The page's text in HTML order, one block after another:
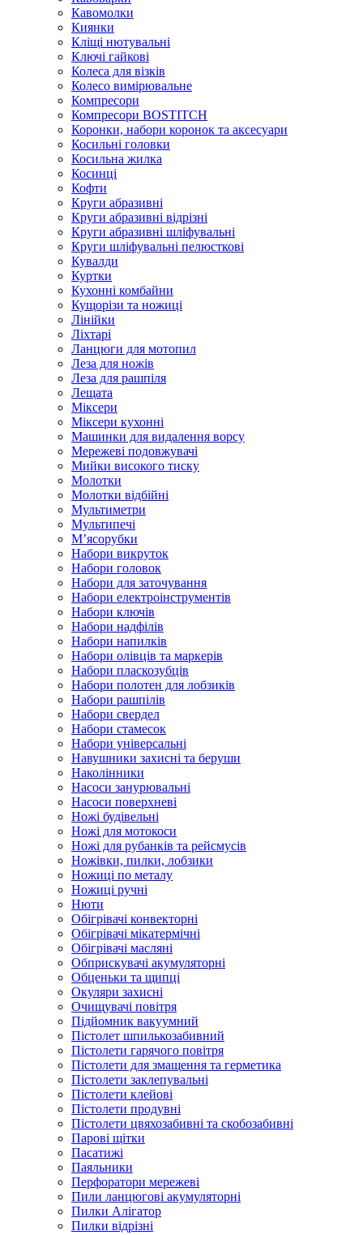
Кавомолки
Киянки
Кліщі нютувальні
Ключі гайкові
Колеса для візків
Колесо вимірювальне
Компресори
Компресори BOSTITCH
Коронки, набори коронок та аксесуари
Косильні головки
Косильна жилка
Косинці
Кофти
Круги абразивні
Круги абразивні відрізні
Круги абразивні шліфувальні
Круги шліфувальні пелюсткові
Кувалди
Куртки
Кухонні комбайни
Кущорізи та ножиці
Лінійки
Ліхтарі
Ланцюги для мотопил
Леза для ножів
Леза для рашпіля
Лещата
Міксери
Міксери кухонні
Машинки для видалення ворсу
Мережеві подовжувачі
Мийки високого тиску
Молотки
Молотки відбійні
Мультиметри
Мультипечі
М’ясорубки
Набори викруток
Набори головок
Набори для заточування
Набори електроінструментів
Набори ключів
Набори надфілів
Набори напилків
Набори олівців та маркерів
Набори пласкозубців
Набори полотен для лобзиків
Набори рашпілів
Набори свердел
Набори стамесок
Набори універсальні
Навушники захисні та беруши
Наколінники
Насоси занурювальні
Насоси поверхневі
Ножі будівельні
Ножі для мотокоси
Ножі для рубанків та рейсмусів
Ножівки, пилки, лобзики
Ножиці по металу
Ножиці ручні
Нюти
Обігрівачі конвекторні
Обігрівачі мікатермічні
Обігрівачі масляні
Обприскувачі акумуляторні
Обценьки та щипці
Окуляри захисні
Очищувачі повітря
Підйомник вакуумний
Пістолет шпилькозабивний
Пістолети гарячого повітря
Пістолети для змащення та герметика
Пістолети заклепувальні
Пістолети клейові
Пістолети продувні
Пістолети цвяхозабивні та скобозабивні
Парові щітки
Пасатижі
Паяльники
Перфоратори мережеві
Пили ланцюгові акумуляторні
Пилки Алігатор
Пилки відрізні